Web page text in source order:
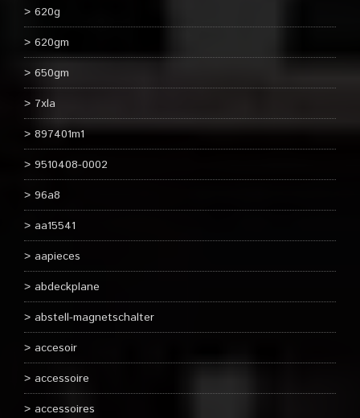
620g
620gm
650gm
7xla
897401m1
9510408-0002
96a8
aa15541
aapieces
abdeckplane
abstell-magnetschalter
accesoir
accessoire
accessoires